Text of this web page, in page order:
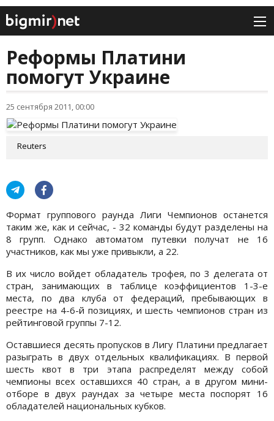
Реформы Платини
помогут Украине
25 сентября 2011, 00:00
Reuters
Формат группового раунда Лиги Чемпионов останется
таким же, как и сейчас, - 32 команды будут разделены на
8 групп. Однако автоматом путевки получат не 16
участников, как мы уже привыкли, а 22.
В их число войдет обладатель трофея, по 3 делегата от
стран, занимающих в таблице коэффициентов 1-3-е
места, по два клуба от федераций, пребывающих в
реестре на 4-6-й позициях, и шесть чемпионов стран из
рейтинговой группы 7-12.
Оставшиеся десять пропусков в Лигу Платини предлагает
разыграть в двух отдельных квалификациях. В первой
шесть квот в три этапа распределят между собой
чемпионы всех оставшихся 40 стран, а в другом мини-
отборе в двух раундах за четыре места поспорят 16
обладателей национальных кубков.